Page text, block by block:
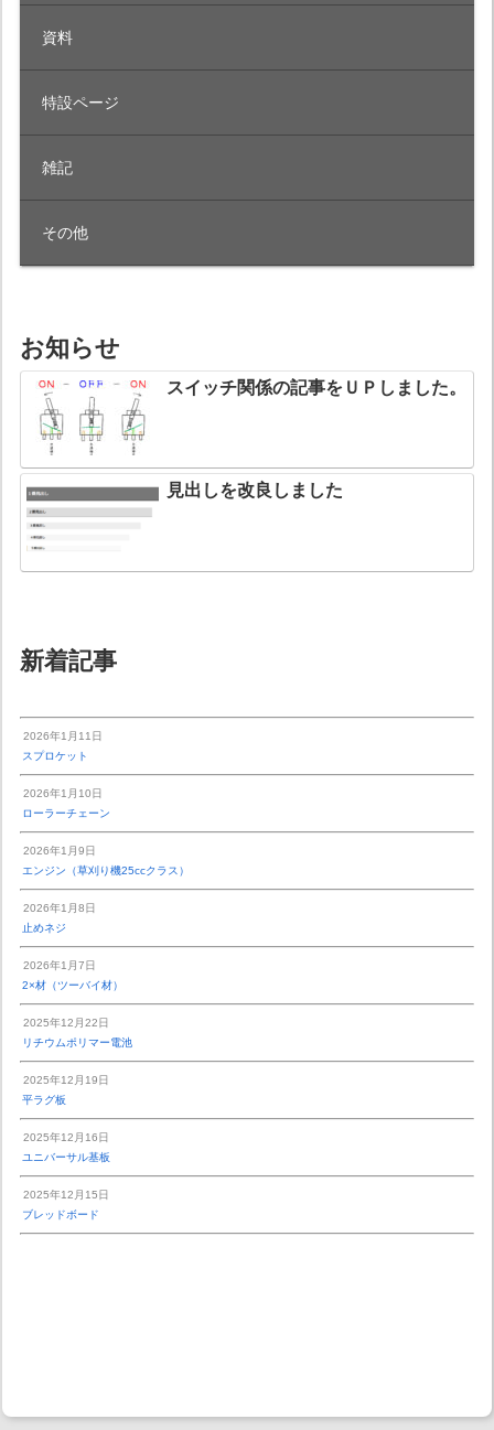
資料
特設ページ
雑記
その他
お知らせ
スイッチ関係の記事をＵＰしました。
見出しを改良しました
新着記事
2026年1月11日
スプロケット
2026年1月10日
ローラーチェーン
2026年1月9日
エンジン（草刈り機25ccクラス）
2026年1月8日
止めネジ
2026年1月7日
2×材（ツーバイ材）
2025年12月22日
リチウムポリマー電池
2025年12月19日
平ラグ板
2025年12月16日
ユニバーサル基板
2025年12月15日
ブレッドボード